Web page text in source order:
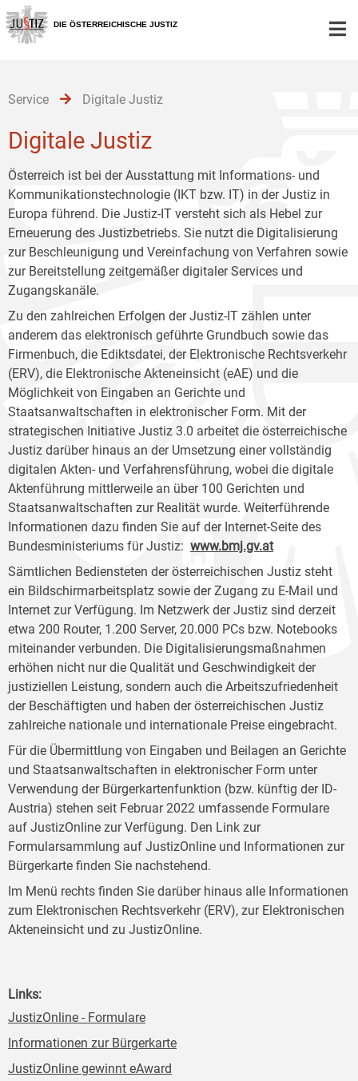
Zur
Hauptnavigation
[1]
Zum
Inhalt
[2]
Zum
Untermenü
[3]
DIE ÖSTERREICHISCHE JUSTIZ
Service Digitale Justiz
Digitale Justiz
Österreich ist bei der Ausstattung mit Informations- und
Kommunikationstechnologie (IKT bzw. IT) in der Justiz in
Europa führend. Die Justiz-IT versteht sich als Hebel zur
Erneuerung des Justizbetriebs. Sie nutzt die Digitalisierung
zur Beschleunigung und Vereinfachung von Verfahren sowie
zur Bereitstellung zeitgemäßer digitaler Services und
Zugangskanäle.
Zu den zahlreichen Erfolgen der Justiz-IT zählen unter
anderem das elektronisch geführte Grundbuch sowie das
Firmenbuch, die Ediktsdatei, der Elektronische Rechtsverkehr
(ERV), die Elektronische Akteneinsicht (eAE) und die
Möglichkeit von Eingaben an Gerichte und
Staatsanwaltschaften in elektronischer Form. Mit der
strategischen Initiative Justiz 3.0 arbeitet die österreichische
Justiz darüber hinaus an der Umsetzung einer vollständig
digitalen Akten- und Verfahrensführung, wobei die digitale
Aktenführung mittlerweile an über 100 Gerichten und
Staatsanwaltschaften zur Realität wurde. Weiterführende
Informationen dazu finden Sie auf der Internet-Seite des
Bundesministeriums für Justiz: www.bmj.gv.at
Sämtlichen Bediensteten der österreichischen Justiz steht
ein Bildschirmarbeitsplatz sowie der Zugang zu E-Mail und
Internet zur Verfügung. Im Netzwerk der Justiz sind derzeit
etwa 200 Router, 1.200 Server, 20.000 PCs bzw. Notebooks
miteinander verbunden. Die Digitalisierungsmaßnahmen
erhöhen nicht nur die Qualität und Geschwindigkeit der
justiziellen Leistung, sondern auch die Arbeitszufriedenheit
der Beschäftigten und haben der österreichischen Justiz
zahlreiche nationale und internationale Preise eingebracht.
Für die Übermittlung von Eingaben und Beilagen an Gerichte
und Staatsanwaltschaften in elektronischer Form unter
Verwendung der Bürgerkartenfunktion (bzw. künftig der ID-
Austria) stehen seit Februar 2022 umfassende Formulare
auf JustizOnline zur Verfügung. Den Link zur
Formularsammlung auf JustizOnline und Informationen zur
Bürgerkarte finden Sie nachstehend.
Im Menü rechts finden Sie darüber hinaus alle Informationen
zum Elektronischen Rechtsverkehr (ERV), zur Elektronischen
Akteneinsicht und zu JustizOnline.
Links:
JustizOnline - Formulare
Informationen zur Bürgerkarte
JustizOnline gewinnt eAward